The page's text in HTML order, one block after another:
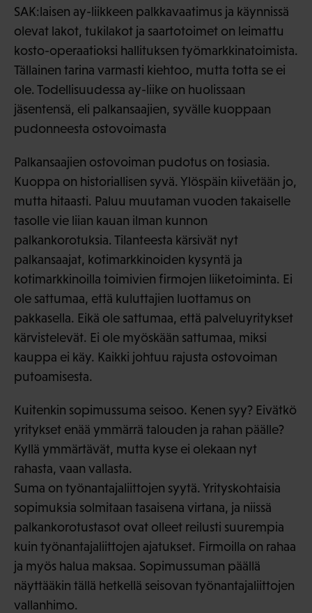
SAK:laisen ay-liikkeen palkkavaatimus ja käynnissä
olevat lakot, tukilakot ja saartotoimet on leimattu
kosto-operaatioksi hallituksen työmarkkinatoimista.
Tällainen tarina varmasti kiehtoo, mutta totta se ei
ole. Todellisuudessa ay-liike on huolissaan
jäsentensä, eli palkansaajien, syvälle kuoppaan
pudonneesta ostovoimasta
Palkansaajien ostovoiman pudotus on tosiasia.
Kuoppa on historiallisen syvä. Ylöspäin kiivetään jo,
mutta hitaasti. Paluu muutaman vuoden takaiselle
tasolle vie liian kauan ilman kunnon
palkankorotuksia. Tilanteesta kärsivät nyt
palkansaajat, kotimarkkinoiden kysyntä ja
kotimarkkinoilla toimivien firmojen liiketoiminta. Ei
ole sattumaa, että kuluttajien luottamus on
pakkasella. Eikä ole sattumaa, että palveluyritykset
kärvistelevät. Ei ole myöskään sattumaa, miksi
kauppa ei käy. Kaikki johtuu rajusta ostovoiman
putoamisesta.
Kuitenkin sopimussuma seisoo. Kenen syy? Eivätkö
yritykset enää ymmärrä talouden ja rahan päälle?
Kyllä ymmärtävät, mutta kyse ei olekaan nyt
rahasta, vaan vallasta.
Suma on työnantajaliittojen syytä. Yrityskohtaisia
sopimuksia solmitaan tasaisena virtana, ja niissä
palkankorotustasot ovat olleet reilusti suurempia
kuin työnantajaliittojen ajatukset. Firmoilla on rahaa
ja myös halua maksaa. Sopimussuman päällä
näyttääkin tällä hetkellä seisovan työnantajaliittojen
vallanhimo.